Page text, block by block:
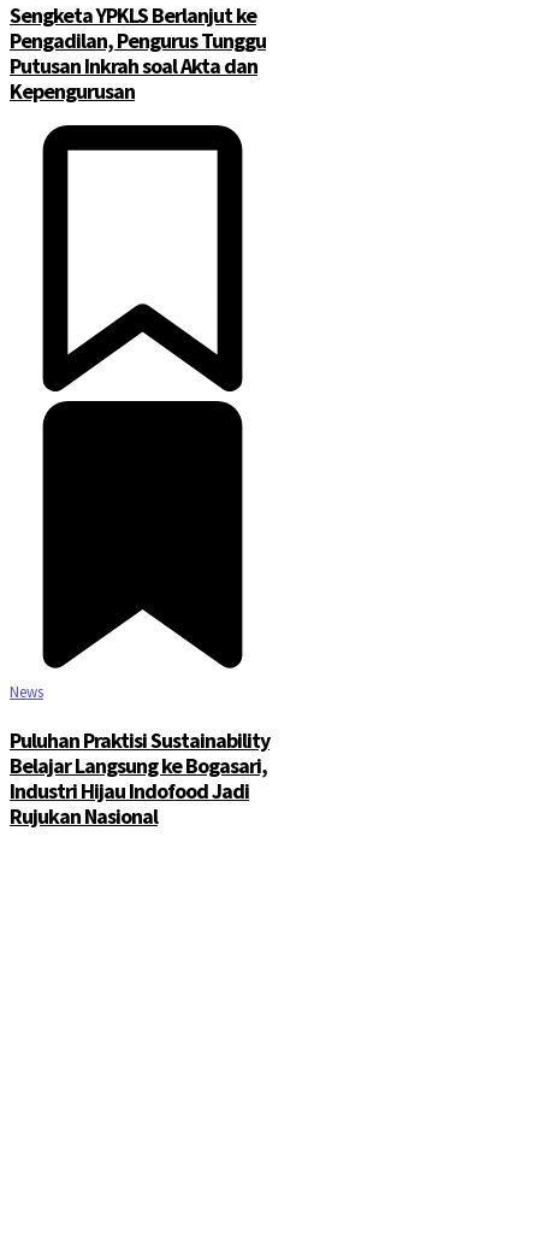
Sengketa YPKLS Berlanjut ke
Pengadilan, Pengurus Tunggu
Putusan Inkrah soal Akta dan
Kepengurusan
News
Puluhan Praktisi Sustainability
Belajar Langsung ke Bogasari,
Industri Hijau Indofood Jadi
Rujukan Nasional